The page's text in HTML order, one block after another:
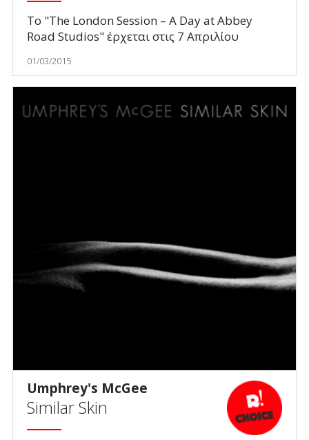
Το "The London Session – A Day at Abbey
Road Studios" έρχεται στις 7 Απριλίου
01/03/2015
Umphrey's McGee
Similar Skin